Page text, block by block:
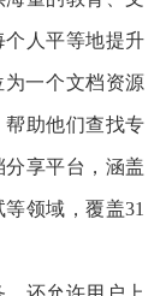
人平等地提升
为一个文档资源
助他们查找专
享平台，涵盖
领域，覆盖31